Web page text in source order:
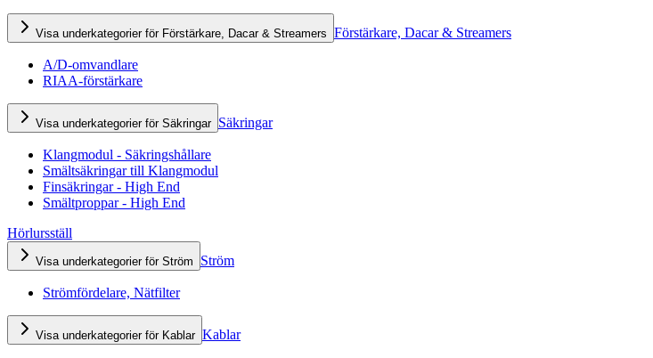
Visa underkategorier för Förstärkare, Dacar & Streamers Förstärkare, Dacar & Streamers
A/D-omvandlare
RIAA-förstärkare
Visa underkategorier för Säkringar Säkringar
Klangmodul - Säkringshållare
Smältsäkringar till Klangmodul
Finsäkringar - High End
Smältproppar - High End
Hörlursställ
Visa underkategorier för Ström Ström
Strömfördelare, Nätfilter
Visa underkategorier för Kablar Kablar